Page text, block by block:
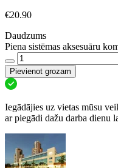
€20.90
Daudzums
Piena sistēmas aksesuāru
Pievienot grozam
Iegādājies uz vietas mūsu
ar piegādi dažu darba dienu